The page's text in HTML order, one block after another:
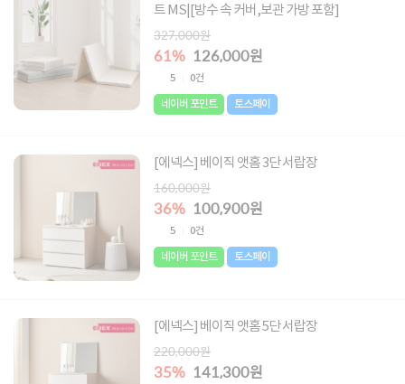
트 MS|[방수 속 커버,보관 가방 포함]
327,000원
61% 126,000원
5 0건
네이버 포인트 토스페이
[에넥스] 베이직 앳홈 3단 서랍장
160,000원
36% 100,900원
5 0건
네이버 포인트 토스페이
[에넥스] 베이직 앳홈 5단 서랍장
220,000원
35% 141,300원